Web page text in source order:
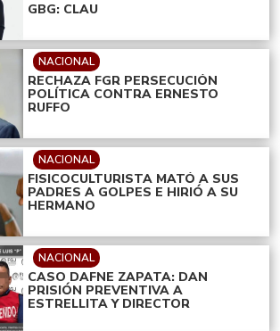
GBG: CLAU
NACIONAL
RECHAZA FGR PERSECUCIÓN
POLÍTICA CONTRA ERNESTO
RUFFO
NACIONAL
FISICOCULTURISTA MATÓ A SUS
PADRES A GOLPES E HIRIÓ A SU
HERMANO
NACIONAL
CASO DAFNE ZAPATA: DAN
PRISIÓN PREVENTIVA A
ESTRELLITA Y DIRECTOR